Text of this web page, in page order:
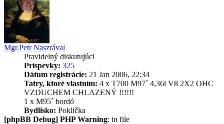
Mgr.Petr Naszrával
Pravidelný diskutujúci
Príspevky: 325
Dátum registrácie: 21 Jan 2006, 22:34
Tatry, ktoré vlastním: 4 x T700 M97´ 4,36i V8 2X2 OHC
VZDUCHEM CHLAZENÝ !!!!!!
1 x M95´ bordó
Bydlisko: Poklička
[phpBB Debug] PHP Warning: in file